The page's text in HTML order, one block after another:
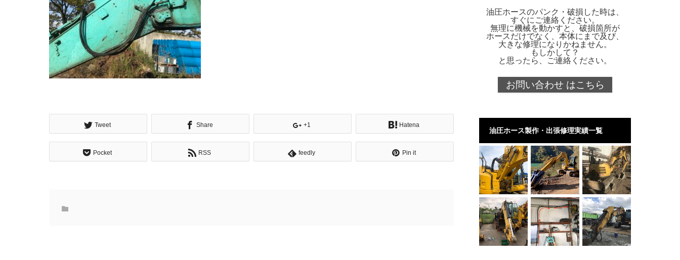
Tweet Share +1 Hatena
Pocket RSS feedly Pin it
油圧ホースのパンク・破損した時は、
すぐにご連絡ください。
無理に機械を動かすと、破損箇所が
ホースだけでなく、本体にまで及び、
大きな修理になりかねません。
もしかして？
と思ったら、ご連絡ください。
お問い合わせ はこちら
油圧ホース製作・出張修理実績一覧